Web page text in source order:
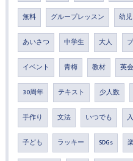
無料 グループレッスン 幼児
あいさつ 中学生 大人
イベント 青梅 教材 英
30周年 テキスト 少人数
手作り 文法 いつでも
子ども ラッキー SDGs